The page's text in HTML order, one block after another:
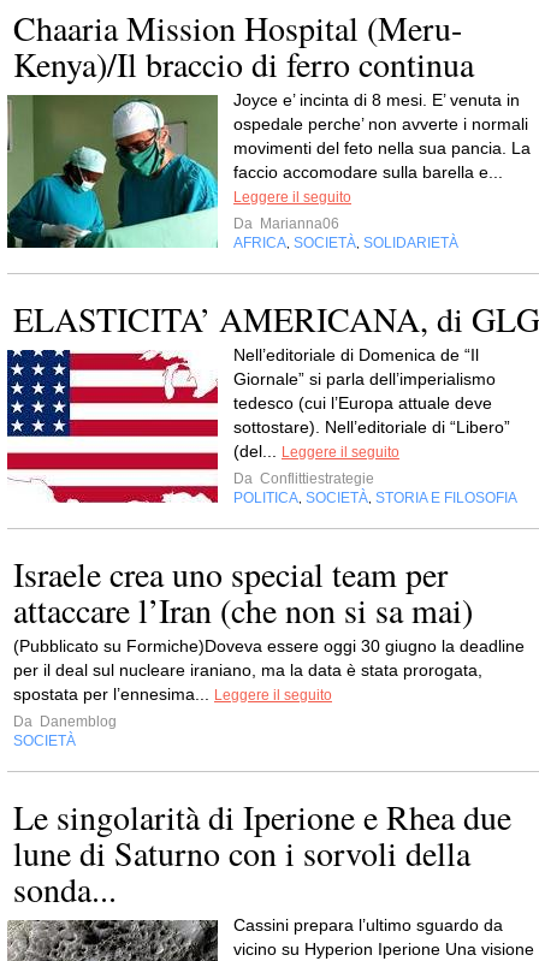
Chaaria Mission Hospital (Meru-
Kenya)/Il braccio di ferro continua
Joyce e’ incinta di 8 mesi. E’ venuta in
ospedale perche’ non avverte i normali
movimenti del feto nella sua pancia. La
faccio accomodare sulla barella e...
Leggere il seguito
Da Marianna06
AFRICA, SOCIETÀ, SOLIDARIETÀ
ELASTICITA’ AMERICANA, di GLG
Nell’editoriale di Domenica de “Il
Giornale” si parla dell’imperialismo
tedesco (cui l’Europa attuale deve
sottostare). Nell’editoriale di “Libero”
(del... Leggere il seguito
Da Conflittiestrategie
POLITICA, SOCIETÀ, STORIA E FILOSOFIA
Israele crea uno special team per
attaccare l’Iran (che non si sa mai)
(Pubblicato su Formiche)Doveva essere oggi 30 giugno la deadline
per il deal sul nucleare iraniano, ma la data è stata prorogata,
spostata per l’ennesima... Leggere il seguito
Da Danemblog
SOCIETÀ
Le singolarità di Iperione e Rhea due
lune di Saturno con i sorvoli della
sonda...
Cassini prepara l’ultimo sguardo da
vicino su Hyperion Iperione Una visione